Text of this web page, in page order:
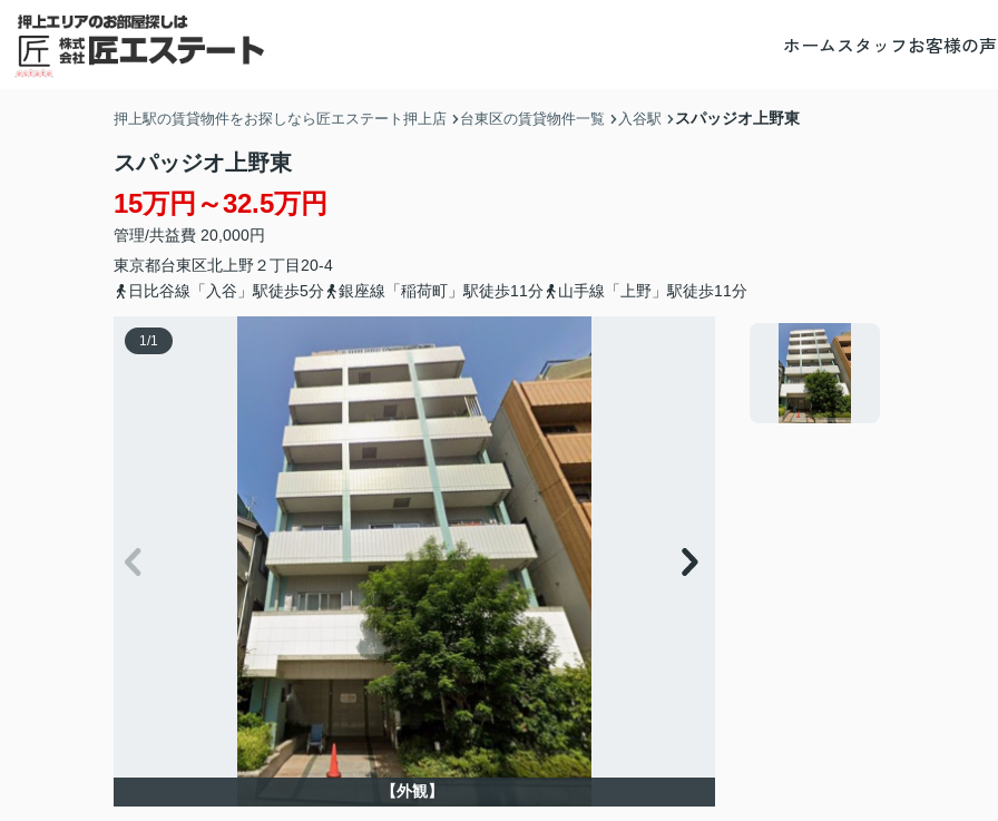
ホームスタッフお客様の声
押上駅の賃貸物件をお探しなら匠エステート押上店 台東区の賃貸物件一覧 入谷駅 スパッジオ上野東
スパッジオ上野東
15万円～32.5万円
管理/共益費 20,000円
東京都台東区北上野２丁目20-4
日比谷線「入谷」駅徒歩5分
銀座線「稲荷町」駅徒歩11分 山手線「上野」駅徒歩11分
1/1
【外観】